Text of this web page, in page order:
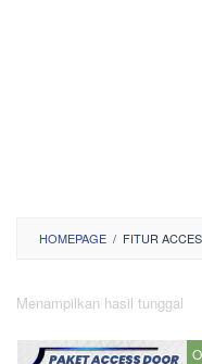
HOMEPAGE / FITUR
Menampilkan hasil tunggal